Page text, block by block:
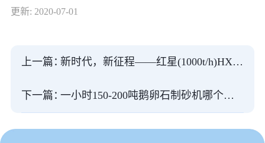
更新: 2020-07-01
上一篇： 新时代，新征程——红星(1000t/h)HXGYS全液压圆锥破碎机新作为
下一篇： 一小时150-200吨鹅卵石制砂机哪个厂家的质量优价格实惠